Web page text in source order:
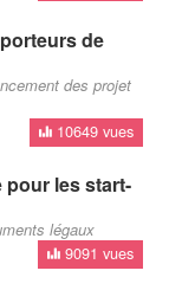
de
des projet
10649 vues
les start-
légaux
9091 vues